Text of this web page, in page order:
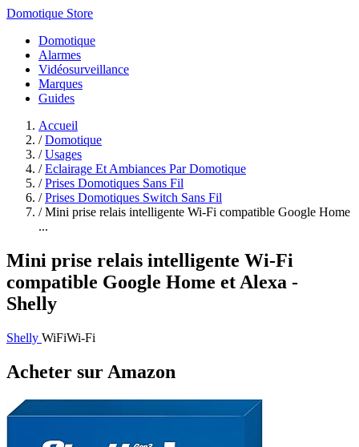
Domotique Store
Domotique
Alarmes
Vidéosurveillance
Marques
Guides
Accueil
/ Domotique
/ Usages
/ Eclairage Et Ambiances Par Domotique
/ Prises Domotiques Sans Fil
/ Prises Domotiques Switch Sans Fil
/ Mini prise relais intelligente Wi-Fi compatible Google Home
...
Mini prise relais intelligente Wi-Fi
compatible Google Home et Alexa -
Shelly
Shelly WiFiWi-Fi
Acheter sur Amazon